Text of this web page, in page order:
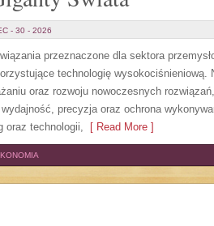
- 30 - 2026
przeznaczone dla sektora
technologię wysokociśnieniową.
oraz rozwoju nowoczesnych
precyzja oraz ochrona
oraz technologii, [ Read More ]